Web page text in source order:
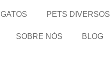
GATOS PETS DIVERSOS
SOBRE NÓS BLOG